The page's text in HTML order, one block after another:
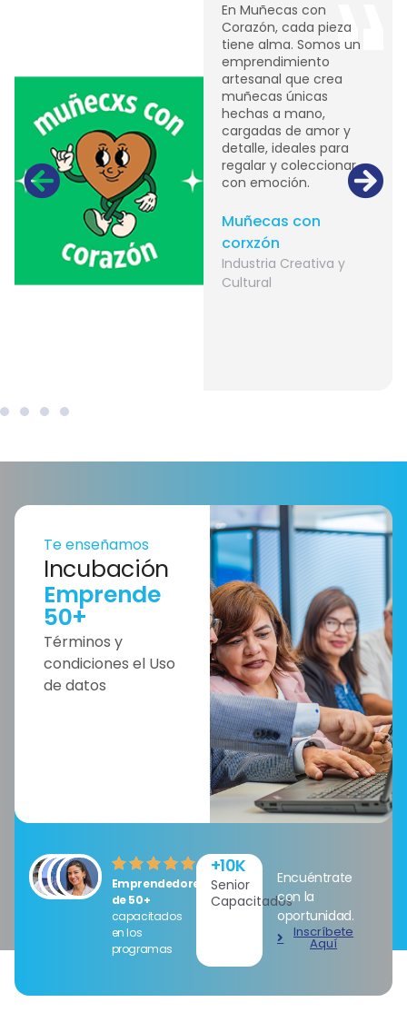
En Muñecas con
Corazón, cada pieza
tiene alma. Somos un
emprendimiento
artesanal que crea
muñecas únicas
hechas a mano,
cargadas de amor y
detalle, ideales para
regalar y coleccionar
con emoción.
Muñecas con
corxzón
Industria Creativa y
Cultural
Te enseñamos
Incubación
Emprende
50+
Términos y
condiciones el Uso
de datos
Emprendedores
de 50+
capacitados
en los
programas
Senior
Capacitados
+10K
Encuéntrate
con la
oportunidad.
Inscríbete
Aquí